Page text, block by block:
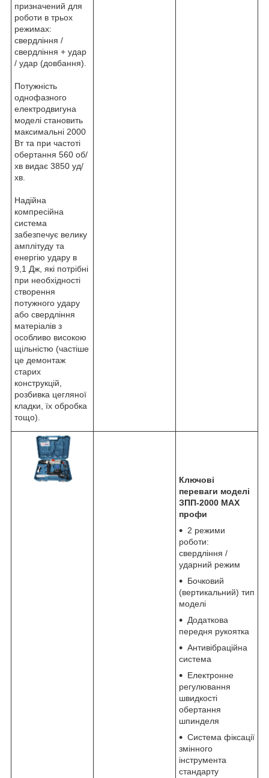
призначений для
роботи в трьох
режимах:
свердління /
свердління + удар
/ удар (довбання).
Потужність
однофазного
електродвигуна
моделі становить
максимальні 2000
Вт та при частоті
обертання 560 об/
хв видає 3850 уд/
хв.
Надійна
компресійна
система
забезпечує велику
амплітуду та
енергію удару в
9,1 Дж, які потрібні
при необхідності
створення
потужного удару
або свердління
матеріалів з
особливо високою
щільністю (частіше
це демонтаж
старих
конструкцій,
розбивка цегляної
кладки, їх обробка
тощо).
Ключові
переваги моделі
ЗПП-2000 MAX
профи
2 режими
роботи:
свердління /
ударний режим
Бочковий
(вертикальний) тип
моделі
Додаткова
передня рукоятка
Антивібраційна
система
Електронне
регулювання
швидкості
обертання
шпинделя
Система фіксації
змінного
інструмента
стандарту